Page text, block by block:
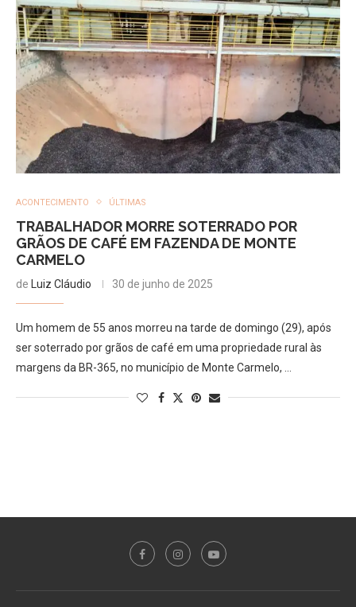
ACONTECIMENTO ÚLTIMAS
TRABALHADOR MORRE SOTERRADO POR
GRÃOS DE CAFÉ EM FAZENDA DE MONTE
CARMELO
de Luiz Cláudio 30 de junho de 2025
Um homem de 55 anos morreu na tarde de domingo (29), após
ser soterrado por grãos de café em uma propriedade rural às
margens da BR-365, no município de Monte Carmelo, …